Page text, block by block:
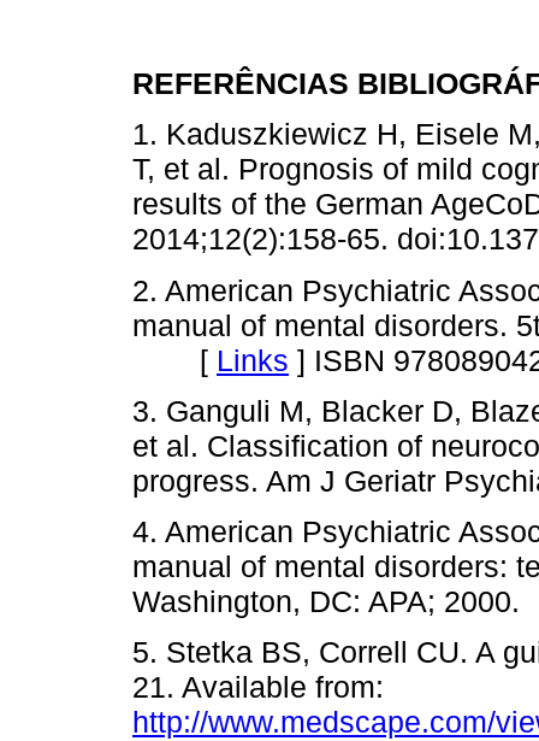
REFERÊNCIAS
1. Kaduszkiewicz H, Eisele
T, et al. Prognosis of mild
results of the German
2014;12(2):158-65.
2. American Psychiatric
manual of mental disorders.
[ Links ] ISBN
3. Ganguli M, Blacker D,
et al. Classification of
progress. Am J Geriatr
4. American Psychiatric
manual of mental disorders:
Washington, DC: APA;
5. Stetka BS, Correll CU. A
21. Available from:
http://www.medscape.com/